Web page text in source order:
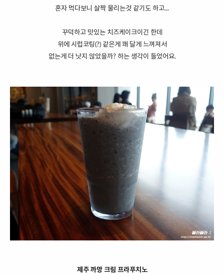
혼자 먹다보니 살짝 물리는것 같기도 하고...
꾸덕하고 맛있는 치즈케이크이긴 한데
위에 시럽코팅(?) 같은게 꽤 달게 느껴져서
없는게 더 낫지 않았을까? 하는 생각이 들었어요.
제주 까망 크림 프라푸치노